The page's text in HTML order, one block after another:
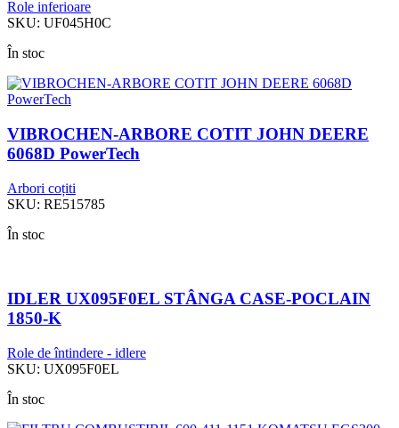
Role inferioare
SKU: UF045H0C
În stoc
VIBROCHEN-ARBORE COTIT JOHN DEERE
6068D PowerTech
Arbori coțiti
SKU: RE515785
În stoc
IDLER UX095F0EL STÂNGA CASE-POCLAIN
1850-K
Role de întindere - idlere
SKU: UX095F0EL
În stoc